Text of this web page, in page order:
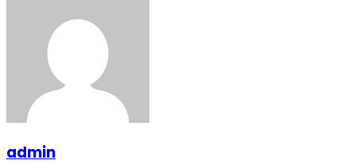
admin